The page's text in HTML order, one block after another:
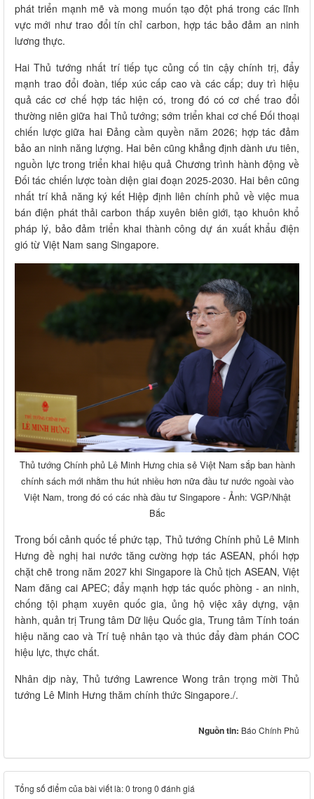
phát triển mạnh mẽ và mong muốn tạo đột phá trong các lĩnh
vực mới như trao đổi tín chỉ carbon, hợp tác bảo đảm an ninh
lương thực.
Hai Thủ tướng nhất trí tiếp tục củng cố tin cậy chính trị, đẩy
mạnh trao đổi đoàn, tiếp xúc cấp cao và các cấp; duy trì hiệu
quả các cơ chế hợp tác hiện có, trong đó có cơ chế trao đổi
thường niên giữa hai Thủ tướng; sớm triển khai cơ chế Đối thoại
chiến lược giữa hai Đảng cầm quyền năm 2026; hợp tác đảm
bảo an ninh năng lượng. Hai bên cũng khẳng định dành ưu tiên,
nguồn lực trong triển khai hiệu quả Chương trình hành động về
Đối tác chiến lược toàn diện giai đoạn 2025-2030. Hai bên cũng
nhất trí khả năng ký kết Hiệp định liên chính phủ về việc mua
bán điện phát thải carbon thấp xuyên biên giới, tạo khuôn khổ
pháp lý, bảo đảm triển khai thành công dự án xuất khẩu điện
gió từ Việt Nam sang Singapore.
Thủ tướng Chính phủ Lê Minh Hưng chia sẻ Việt Nam sắp ban hành
chính sách mới nhằm thu hút nhiều hơn nữa đầu tư nước ngoài vào
Việt Nam, trong đó có các nhà đầu tư Singapore - Ảnh: VGP/Nhật
Bắc
Trong bối cảnh quốc tế phức tạp, Thủ tướng Chính phủ Lê Minh
Hưng đề nghị hai nước tăng cường hợp tác ASEAN, phối hợp
chặt chẽ trong năm 2027 khi Singapore là Chủ tịch ASEAN, Việt
Nam đăng cai APEC; đẩy mạnh hợp tác quốc phòng - an ninh,
chống tội phạm xuyên quốc gia, ủng hộ việc xây dựng, vận
hành, quản trị Trung tâm Dữ liệu Quốc gia, Trung tâm Tính toán
hiệu năng cao và Trí tuệ nhân tạo và thúc đẩy đàm phán COC
hiệu lực, thực chất.
Nhân dịp này, Thủ tướng Lawrence Wong trân trọng mời Thủ
tướng Lê Minh Hưng thăm chính thức Singapore./.
Nguồn tin: Báo Chính Phủ
Tổng số điểm của bài viết là: 0 trong 0 đánh giá